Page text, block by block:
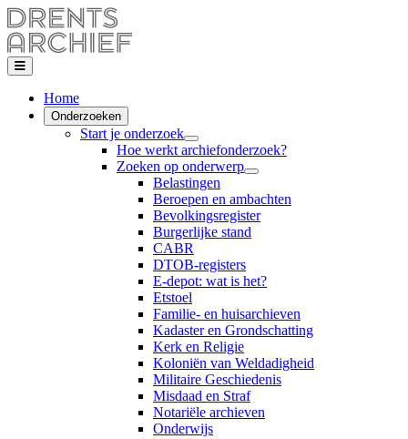
Home
Onderzoeken
Start je onderzoek
Hoe werkt archiefonderzoek?
Zoeken op onderwerp
Belastingen
Beroepen en ambachten
Bevolkingsregister
Burgerlijke stand
CABR
DTOB-registers
E-depot: wat is het?
Etstoel
Familie- en huisarchieven
Kadaster en Grondschatting
Kerk en Religie
Koloniën van Weldadigheid
Militaire Geschiedenis
Misdaad en Straf
Notariële archieven
Onderwijs